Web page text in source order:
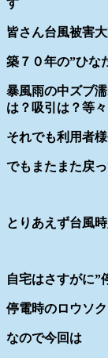
す
皆さん台風被害
築７０年の”ひな
暴風雨の中ズブ
は？吸引は？等々
それでも利用者
でもまたまた戻
とりあえず台風
自宅はさすがに”
停電時のロウソ
なので今回は